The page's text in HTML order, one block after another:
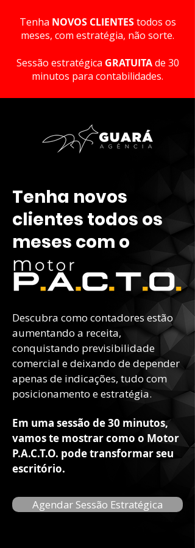
Tenha NOVOS CLIENTEStodos os
meses, com estratégia, não sorte.
Sessão estratégica GRATUITAde 30
minutos para contabilidades.
Tenha novos
clientes todos os
meses com o
Agendar Sessão Estratégica
Descubra como contadores estão
aumentando a receita,
conquistando previsibilidade
comercial e deixando de depender
apenas de indicações, tudo com
posicionamento e estratégia.
Em uma sessão de 30 minutos,
vamos te mostrar como o Motor
P.A.C.T.O. pode transformar seu
escritório.